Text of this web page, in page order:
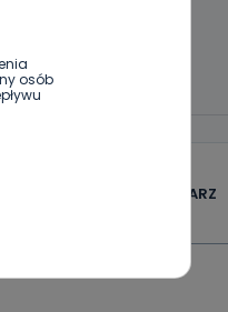
osób
oraz
DO DYSKUSJI
DODAJ SWÓJ KOMENTARZ